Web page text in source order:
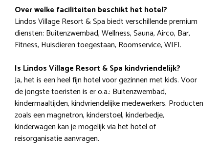
Over welke faciliteiten beschikt het hotel?
Lindos Village Resort & Spa biedt verschillende premium
diensten: Buitenzwembad, Wellness, Sauna, Airco, Bar,
Fitness, Huisdieren toegestaan, Roomservice, WIFI.
Is Lindos Village Resort & Spa kindvriendelijk?
Ja, het is een heel fijn hotel voor gezinnen met kids. Voor
de jongste toeristen is er o.a.: Buitenzwembad,
kindermaaltijden, kindvriendelijke medewerkers. Producten
zoals een magnetron, kinderstoel, kinderbedje,
kinderwagen kan je mogelijk via het hotel of
reisorganisatie aanvragen.